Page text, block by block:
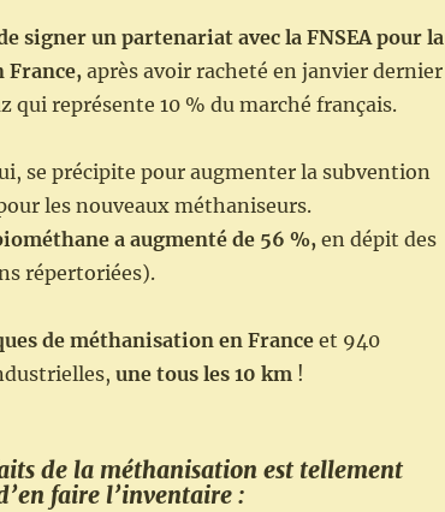
signer un partenariat avec la FNSEA pour la
France,après avoir racheté en janvier dernier
qui représente 10 % du marché français.
se précipite pour augmenter la subvention
les nouveaux méthaniseurs.
a augmenté de 56 %,en dépit des
répertoriées).
de méthanisation en Franceet 940
une tous les 10 km!
de la méthanisation est tellement
faire l’inventaire :